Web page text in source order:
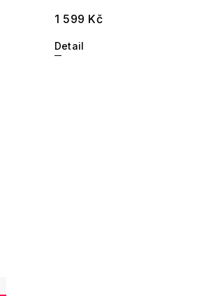
1 599 Kč
Detail